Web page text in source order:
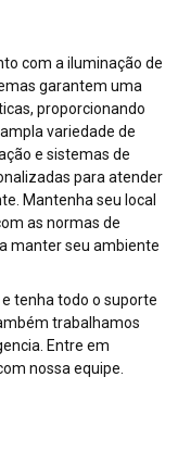
com a iluminação de
garantem uma
proporcionando
variedade de
e sistemas de
para atender
Mantenha seu local
as normas de
manter seu ambiente
tenha todo o suporte
trabalhamos
Entre em
nossa equipe.